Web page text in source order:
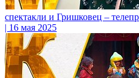
спектакли и Гришковец –
| 16 мая 2025